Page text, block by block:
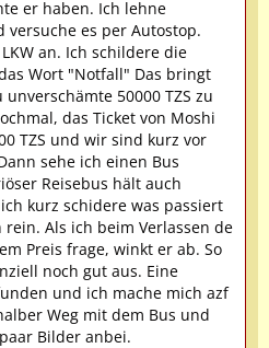
er haben. Ich lehne
es per Autostop.
an. Ich schildere die
Wort "Notfall" Das bringt
50000 TZS zu
das Ticket von Moshi
TZS und wir sind kurz vor
sehe ich einen Bus
Reisebus hält auch
kurz schidere was passiert
Als ich beim Verlassen de
Preis frage, winkt er ab. So
noch gut aus. Eine
und ich mache mich azf
Weg mit dem Bus und
Bilder anbei.